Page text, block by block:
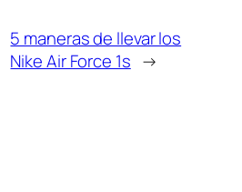
5 maneras de llevar los
Nike Air Force 1s →